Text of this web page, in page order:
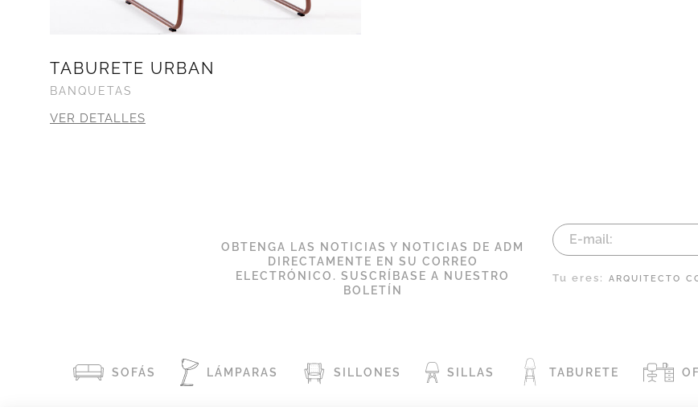
TABURETE URBAN
BANQUETAS
VER DETALLES
OBTENGA LAS NOTICIAS Y NOTICIAS DE ADM
DIRECTAMENTE EN SU CORREO
ELECTRÓNICO. SUSCRÍBASE A NUESTRO
BOLETÍN
Tu eres: ARQUITECTO
SOFÁS LÁMPARAS SILLONES SILLAS TABURETE